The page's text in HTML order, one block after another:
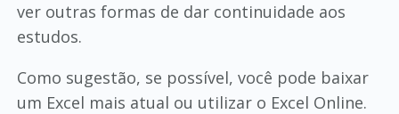
ver outras formas de dar continuidade aos
estudos.
Como sugestão, se possível, você pode baixar
um Excel mais atual ou utilizar o Excel Online.